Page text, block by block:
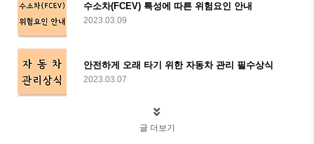
수소차(FCEV) 특성에 따른 위험요인 안내
2023.03.09
안전하게 오래 타기 위한 자동차 관리 필수상식
2023.03.07
글 더보기